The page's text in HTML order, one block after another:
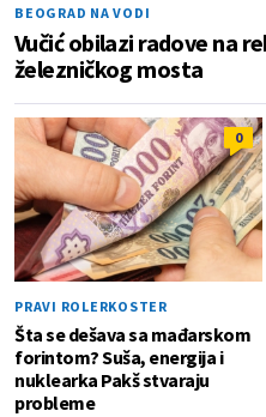
BEOGRAD NA VODI
Vučić obilazi radove na
železničkog mosta
0
PRAVI ROLERKOSTER
Šta se dešava sa mađarskom
forintom? Suša, energija i
nuklearka Pakš stvaraju
probleme